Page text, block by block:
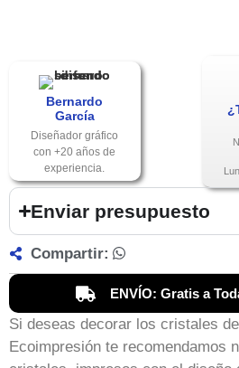
Bernardo
García
Diseñador gráfico
con +20 años de
experiencia.
Enviar presupuesto
Compartir:
ENVÍO: Gratis a
Si deseas decorar los cristales
Ecoimpresión te recomendamos